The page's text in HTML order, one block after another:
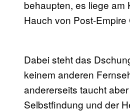
behaupten, es liege am
Hauch von Post-
Dabei steht das
keinem anderen
andererseits taucht
Selbstfindung und der